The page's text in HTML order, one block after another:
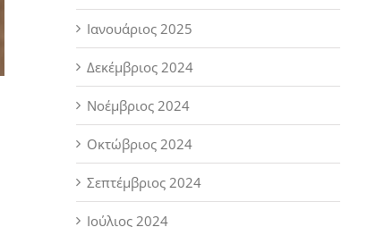
Ιανουάριος 2025
Δεκέμβριος 2024
Νοέμβριος 2024
Οκτώβριος 2024
Σεπτέμβριος 2024
Ιούλιος 2024